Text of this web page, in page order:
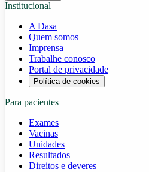
Institucional
A Dasa
Quem somos
Imprensa
Trabalhe conosco
Portal de privacidade
Política de cookies
Para pacientes
Exames
Vacinas
Unidades
Resultados
Direitos e deveres